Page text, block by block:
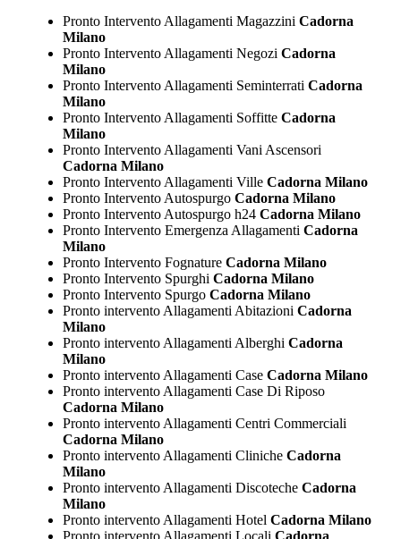
Pronto Intervento Allagamenti Magazzini Cadorna
Milano
Pronto Intervento Allagamenti Negozi Cadorna
Milano
Pronto Intervento Allagamenti Seminterrati Cadorna
Milano
Pronto Intervento Allagamenti SoffitteCadorna
Milano
Pronto Intervento Allagamenti Vani Ascensori
Cadorna Milano
Pronto Intervento Allagamenti VilleCadorna Milano
Pronto Intervento AutospurgoCadorna Milano
Pronto Intervento Autospurgo h24Cadorna Milano
Pronto Intervento Emergenza Allagamenti Cadorna
Milano
Pronto Intervento FognatureCadorna Milano
Pronto Intervento Spurghi Cadorna Milano
Pronto Intervento SpurgoCadorna Milano
Pronto intervento Allagamenti Abitazioni Cadorna
Milano
Pronto intervento Allagamenti Alberghi Cadorna
Milano
Pronto intervento Allagamenti CaseCadorna Milano
Pronto intervento Allagamenti Case Di Riposo
Cadorna Milano
Pronto intervento Allagamenti Centri Commerciali
Cadorna Milano
Pronto intervento Allagamenti ClinicheCadorna
Milano
Pronto intervento Allagamenti DiscotecheCadorna
Milano
Pronto intervento Allagamenti Hotel Cadorna Milano